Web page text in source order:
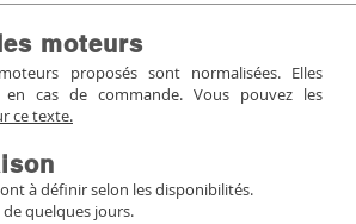
moteurs
proposés sont normalisées. Elles
cas de commande. Vous pouvez les
ce texte.
à définir selon les disponibilités.
quelques jours.